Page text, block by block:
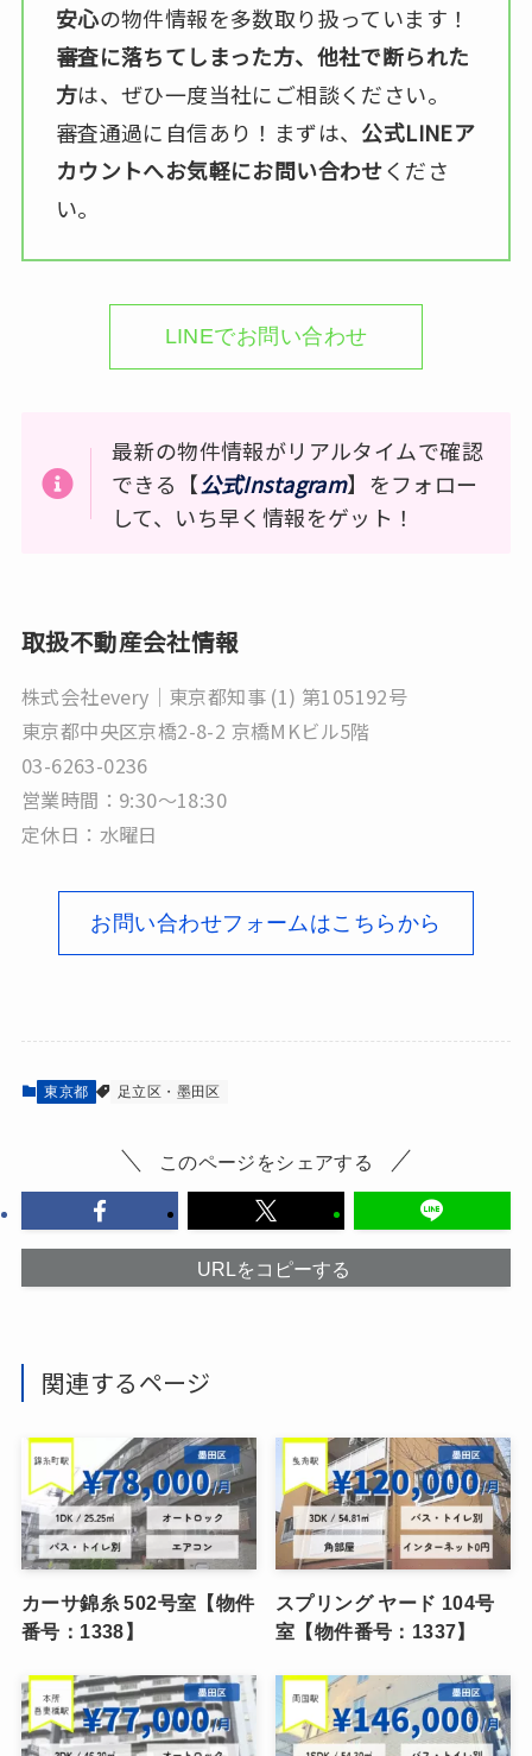
安心の物件情報を多数取り扱っています！
審査に落ちてしまった方、他社で断られた
方は、ぜひ一度当社にご相談ください。
審査通過に自信あり！まずは、 公式LINEア
カウントへお気軽にお問い合わせくださ
い。
LINEでお問い合わせ
最新の物件情報がリアルタイムで確認
できる【公式Instagram】をフォロー
して、いち早く情報をゲット！
取扱不動産会社情報
株式会社every｜東京都知事 (1) 第105192号
東京都中央区京橋2-8-2 京橋MKビル5階
03-6263-0236
営業時間：9:30～18:30
定休日：水曜日
お問い合わせフォームはこちらから
東京都 足立区・墨田区
このページをシェアする
URLをコピーする
関連するページ
カーサ錦糸 502号室【物件
番号：1338】
スプリング ヤード 104号
室【物件番号：1337】